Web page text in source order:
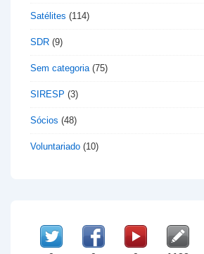
Satélites (114)
SDR (9)
Sem categoria(75)
SIRESP (3)
Sócios (48)
Voluntariado (10)